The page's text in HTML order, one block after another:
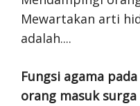
Fungsi agama
orang masuk